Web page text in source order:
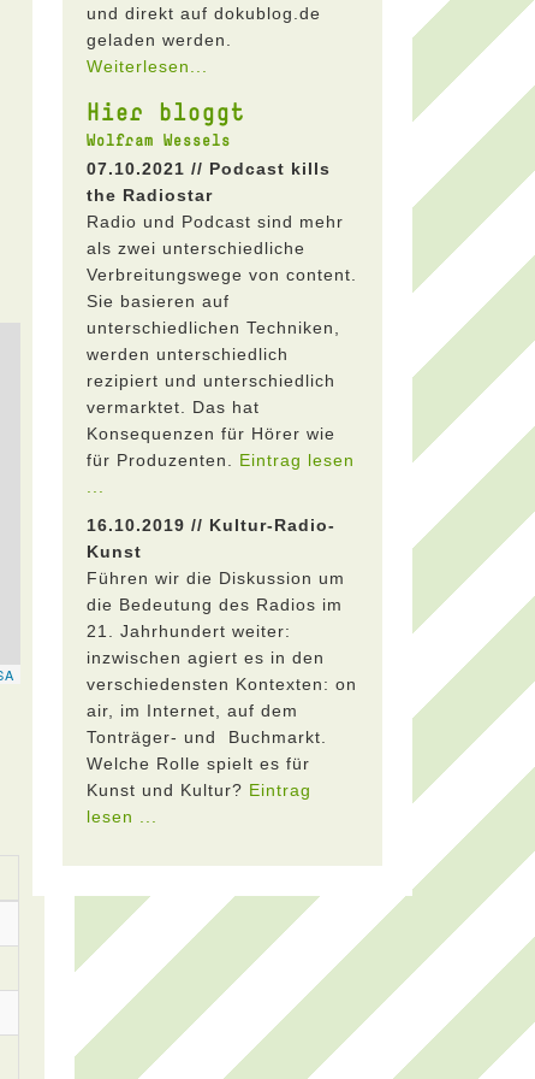
und direkt auf dokublog.de
geladen werden.
Weiterlesen...
Hier bloggt
Wolfram Wessels
07.10.2021 // Podcast kills
the Radiostar
Radio und Podcast sind mehr
als zwei unterschiedliche
Verbreitungswege von content.
Sie basieren auf
unterschiedlichen Techniken,
werden unterschiedlich
rezipiert und unterschiedlich
vermarktet. Das hat
Konsequenzen für Hörer wie
für Produzenten. Eintrag lesen
16.10.2019 // Kultur-Radio-
Kunst
Führen wir die Diskussion um
die Bedeutung des Radios im
21. Jahrhundert weiter:
inzwischen agiert es in den
verschiedensten Kontexten: on
air, im Internet, auf dem
Tonträger- und Buchmarkt.
Welche Rolle spielt es für
Kunst und Kultur? Eintrag
lesen ...